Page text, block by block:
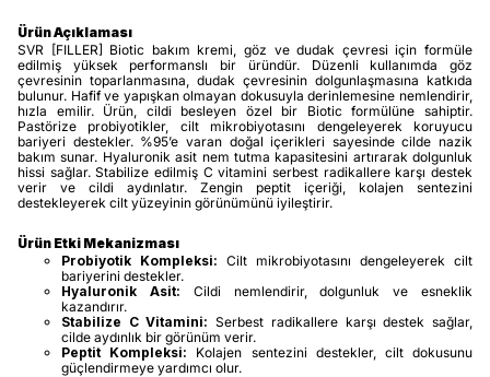
Ürün Açıklaması
SVR [FILLER] Biotic bakım kremi, göz ve dudak çevresi için formüle
edilmiş yüksek performanslı bir üründür. Düzenli kullanımda göz
çevresinin toparlanmasına, dudak çevresinin dolgunlaşmasına katkıda
bulunur. Hafif ve yapışkan olmayan dokusuyla derinlemesine nemlendirir,
hızla emilir. Ürün, cildi besleyen özel bir Biotic formülüne sahiptir.
Pastörize probiyotikler, cilt mikrobiyotasını dengeleyerek koruyucu
bariyeri destekler. %95’e varan doğal içerikleri sayesinde cilde nazik
bakım sunar. Hyaluronik asit nem tutma kapasitesini artırarak dolgunluk
hissi sağlar. Stabilize edilmiş C vitamini serbest radikallere karşı destek
verir ve cildi aydınlatır. Zengin peptit içeriği, kolajen sentezini
destekleyerek cilt yüzeyinin görünümünü iyileştirir.
Ürün Etki Mekanizması
Probiyotik Kompleksi: Cilt mikrobiyotasını dengeleyerek cilt
bariyerini destekler.
Hyaluronik Asit: Cildi nemlendirir, dolgunluk ve esneklik
kazandırır.
Stabilize C Vitamini: Serbest radikallere karşı destek sağlar,
cilde aydınlık bir görünüm verir.
Peptit Kompleksi: Kolajen sentezini destekler, cilt dokusunu
güçlendirmeye yardımcı olur.